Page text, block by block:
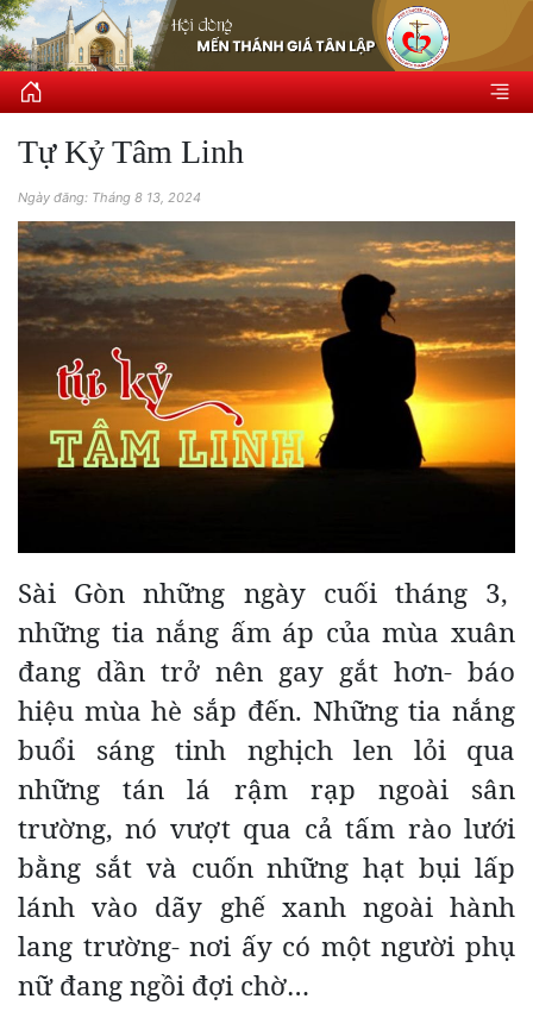
Tự Kỷ Tâm Linh
Ngày đăng: Tháng 8 13, 2024
Sài Gòn những ngày cuối tháng 3,
những tia nắng ấm áp của mùa xuân
đang dần trở nên gay gắt hơn- báo
hiệu mùa hè sắp đến. Những tia nắng
buổi sáng tinh nghịch len lỏi qua
những tán lá rậm rạp ngoài sân
trường, nó vượt qua cả tấm rào lưới
bằng sắt và cuốn những hạt bụi lấp
lánh vào dãy ghế xanh ngoài hành
lang trường- nơi ấy có một người phụ
nữ đang ngồi đợi chờ…